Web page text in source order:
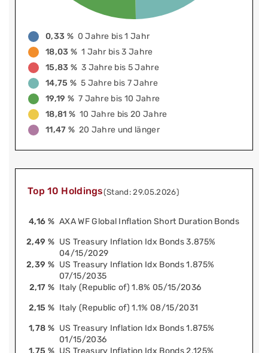
0,33 % 0 Jahre bis 1 Jahr
18,03 % 1 Jahr bis 3 Jahre
15,83 % 3 Jahre bis 5 Jahre
14,75 % 5 Jahre bis 7 Jahre
19,19 % 7 Jahre bis 10 Jahre
18,81 % 10 Jahre bis 20 Jahre
11,47 % 20 Jahre und länger
Top 10 Holdings(Stand: 29.05.2026)
4,16 % AXA WF Global Inflation Short Duration Bonds
2,49 % US Treasury Inflation Idx Bonds 3.875%
04/15/2029
2,39 % US Treasury Inflation Idx Bonds 1.875%
07/15/2035
2,17 % Italy (Republic of) 1.8% 05/15/2036
2,15 % Italy (Republic of) 1.1% 08/15/2031
1,78 % US Treasury Inflation Idx Bonds 1.875%
01/15/2036